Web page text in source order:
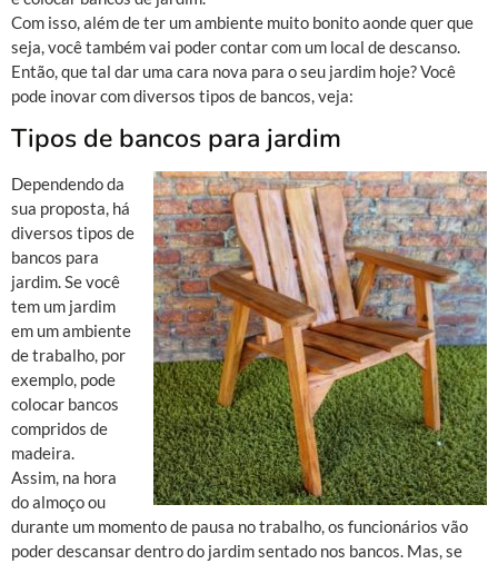
Com isso, além de ter um ambiente muito bonito aonde quer que
seja, você também vai poder contar com um local de descanso.
Então, que tal dar uma cara nova para o seu jardim hoje? Você
pode inovar com diversos tipos de bancos, veja:
Tipos de bancos para jardim
Dependendo da
sua proposta, há
diversos tipos de
bancos para
jardim. Se você
tem um jardim
em um ambiente
de trabalho, por
exemplo, pode
colocar bancos
compridos de
madeira.
Assim, na hora
do almoço ou
durante um momento de pausa no trabalho, os funcionários vão
poder descansar dentro do jardim sentado nos bancos. Mas, se